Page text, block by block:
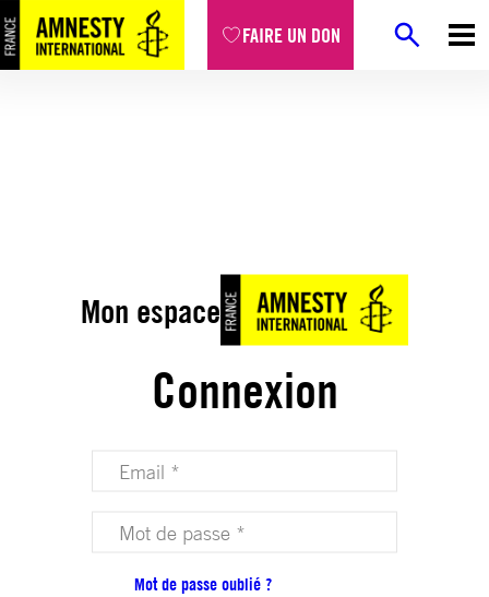
FAIRE UN DON
Mon espace
Connexion
Votre adresse email (obligatoire)
Votre mot de passe (obligatoire)
Mot de passe oublié ?